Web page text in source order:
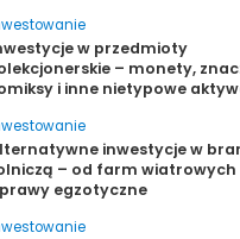
w przedmioty
– monety,
i inne nietypowe
inwestycje w
– od farm wiatrowych
egzotyczne